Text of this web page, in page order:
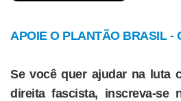
APOIE O PLANTÃO BRASIL -
Se você quer ajudar na luta
direita fascista, inscreva-se